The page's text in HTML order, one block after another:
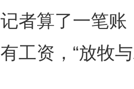
者算了一笔
工资，“放牧